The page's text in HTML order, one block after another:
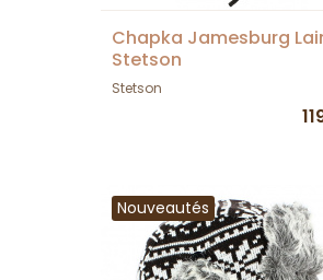
Chapka Jamesburg
Stetson
Stetson
Nouveautés